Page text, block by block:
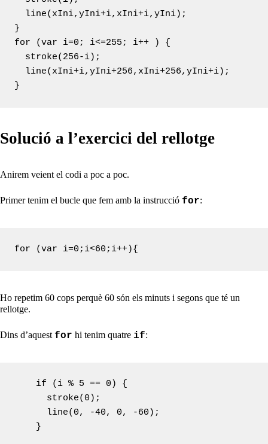
  line(xIni,yIni+i,xIni+i,yIni);
}
for (var i=0; i<=255; i++ ) {
  stroke(256-i);
  line(xIni+i,yIni+256,xIni+256,yIni+i);
}
Solució a l’exercici del rellotge
Anirem veient el codi a poc a poc.
Primer tenim el bucle que fem amb la instrucció for:
for (var i=0;i<60;i++){
Ho repetim 60 cops perquè 60 són els minuts i segons que té un
rellotge.
Dins d’aquest for hi tenim quatre if:
    if (i % 5 == 0) {
      stroke(0);
      line(0, -40, 0, -60);